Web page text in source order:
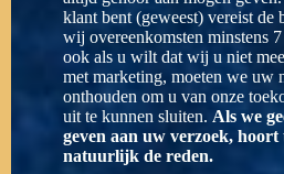
klant bent (geweest) vereist de
wij overeenkomsten minstens
ook als u wilt dat wij u niet
met marketing, moeten we uw
onthouden om u van onze
uit te kunnen sluiten. Als we
geven aan uw verzoek, hoort
natuurlijk de reden.